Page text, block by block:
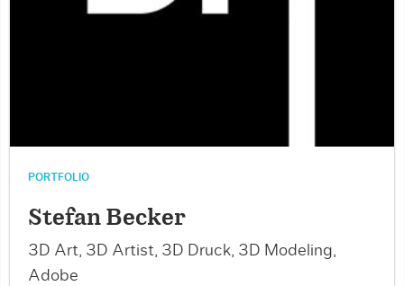
PORTFOLIO
Stefan Becker
3D Art, 3D Artist, 3D Druck, 3D Modeling,
Adobe